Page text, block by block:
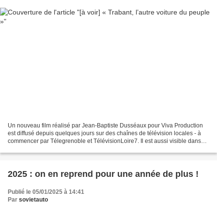
Un nouveau film réalisé par Jean-Baptiste Dusséaux pour Viva Production
est diffusé depuis quelques jours sur des chaînes de télévision locales - à
commencer par Télegrenoble et TélévisionLoire7. Il est aussi visible dans
2025 : on en reprend pour une année de plus !
Publié le 05/01/2025 à 14:41
Par sovietauto